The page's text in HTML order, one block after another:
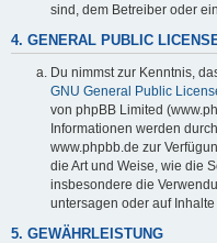
sind, dem Betreiber oder
4. GENERAL PUBLIC
Du nimmst zur Kenntnis,
GNU General Public
von phpBB Limited
Informationen werden
www.phpbb.de zur
die Art und Weise, wie die
insbesondere die
untersagen oder auf
5. GEWÄHRLEISTUNG